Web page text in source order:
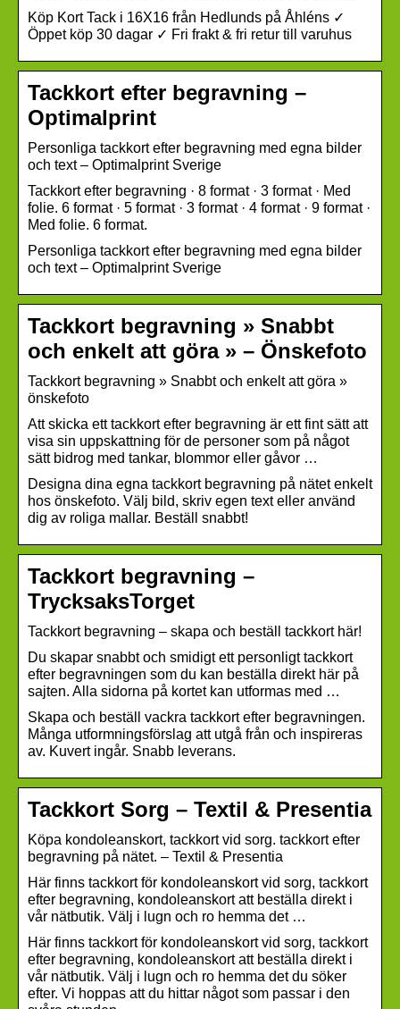
Köp Kort Tack i 16X16 från Hedlunds på Åhléns ✓
Öppet köp 30 dagar ✓ Fri frakt & fri retur till varuhus
Tackkort efter begravning –
Optimalprint
Personliga tackkort efter begravning med egna bilder
och text – Optimalprint Sverige
Tackkort efter begravning · 8 format · 3 format · Med
folie. 6 format · 5 format · 3 format · 4 format · 9 format ·
Med folie. 6 format.
Personliga tackkort efter begravning med egna bilder
och text – Optimalprint Sverige
Tackkort begravning » Snabbt
och enkelt att göra » – Önskefoto
Tackkort begravning » Snabbt och enkelt att göra »
önskefoto
Att skicka ett tackkort efter begravning är ett fint sätt att
visa sin uppskattning för de personer som på något
sätt bidrog med tankar, blommor eller gåvor …
Designa dina egna tackkort begravning på nätet enkelt
hos önskefoto. Välj bild, skriv egen text eller använd
dig av roliga mallar. Beställ snabbt!
Tackkort begravning –
TrycksaksTorget
Tackkort begravning – skapa och beställ tackkort här!
Du skapar snabbt och smidigt ett personligt tackkort
efter begravningen som du kan beställa direkt här på
sajten. Alla sidorna på kortet kan utformas med …
Skapa och beställ vackra tackkort efter begravningen.
Många utformningsförslag att utgå från och inspireras
av. Kuvert ingår. Snabb leverans.
Tackkort Sorg – Textil & Presentia
Köpa kondoleanskort, tackkort vid sorg. tackkort efter
begravning på nätet. – Textil & Presentia
Här finns tackkort för kondoleanskort vid sorg, tackkort
efter begravning, kondoleanskort att beställa direkt i
vår nätbutik. Välj i lugn och ro hemma det …
Här finns tackkort för kondoleanskort vid sorg, tackkort
efter begravning, kondoleanskort att beställa direkt i
vår nätbutik. Välj i lugn och ro hemma det du söker
efter. Vi hoppas att du hittar något som passar i den